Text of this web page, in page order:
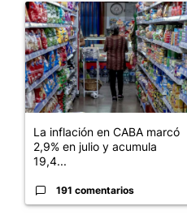
Un artículo de tendencia con
La inflación en CABA marcó
2,9% en julio y acumula
19,4...
191 comentarios